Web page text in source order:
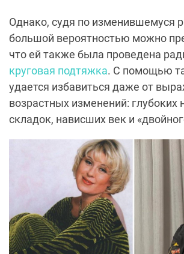
Однако, судя по изменившемуся
большой вероятностью можно
что ей также была проведена
круговая подтяжка. С помощью
удается избавиться даже от
возрастных изменений: глубоких
складок, нависших век и